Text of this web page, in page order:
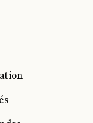
SUR